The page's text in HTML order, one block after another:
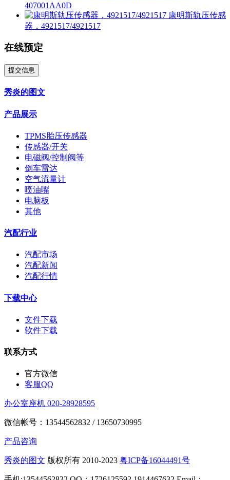
407001AA0D
康明斯轨压传感
器，4921517/4921517
在线预定
提交信息
秀炎的图文
产品展示
TPMS胎压传感器
传感器/开关
电磁阀/控制阀等
倒车雷达
空气流量计
喷油嘴
电脑板
其他
汽配行业
汽配市场
汽配新闻
汽配行情
下载中心
文件下载
软件下载
联系方式
官方微信
客服QQ
办公室座机 020-28928595
微信帐号：13544562832 / 13650730995
产品咨询
秀炎的图文 版权所有 2010-2023 粤ICP备16044491号